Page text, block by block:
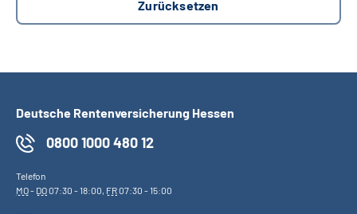
Deutsche Rentenversicherung Hessen
0800 1000 480 12
Telefon
MO- DO07:30 - 18:00, FR07:30 - 15:00